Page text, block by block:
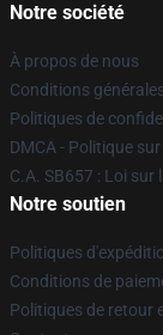
Notre société
À propos de nous
Conditions
Politiques de
DMCA - Politique
C.A. SB657 : Loi
Notre soutien
Politiques
Conditions de
Politiques de retour